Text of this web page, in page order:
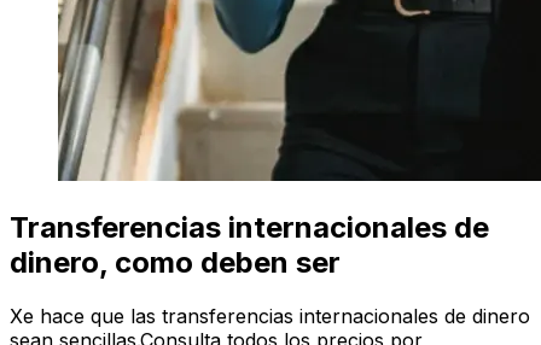
Transferencias internacionales de
dinero, como deben ser
Xe hace que las transferencias internacionales de dinero
sean sencillas.Consulta todos los precios por